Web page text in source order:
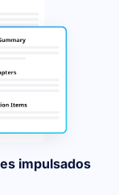
impulsados